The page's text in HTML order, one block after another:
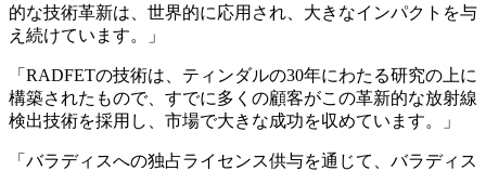
的な技術革新は、世界的に応用され、大きなインパクトを与
え続けています。」
「RADFETの技術は、ティンダルの30年にわたる研究の上に
構築されたもので、すでに多くの顧客がこの革新的な放射線
検出技術を採用し、市場で大きな成功を収めています。」
「バラディスへの独占ライセンス供与を通じて、バラディス